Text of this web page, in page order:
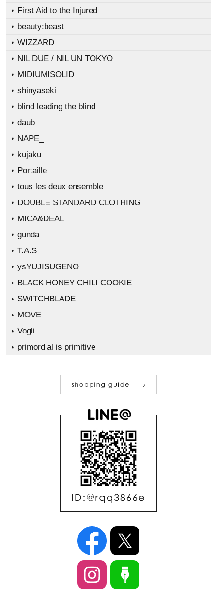
First Aid to the Injured
beauty:beast
WIZZARD
NIL DUE / NIL UN TOKYO
MIDIUMISOLID
shinyaseki
blind leading the blind
daub
NAPE_
kujaku
Portaille
tous les deux ensemble
DOUBLE STANDARD CLOTHING
MICA&DEAL
gunda
T.A.S
ysYUJISUGENO
BLACK HONEY CHILI COOKIE
SWITCHBLADE
MOVE
Vogli
primordial is primitive